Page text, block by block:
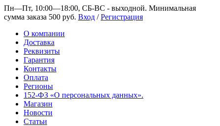
Пн—Пт, 10:00—18:00, СБ-ВС - выходной. Минимальная
сумма заказа 500 руб. Вход /Регистрация
О компании
Доставка
Реквизиты
Гарантия
Контакты
Оплата
Регионы
152-ФЗ «О персональных данных».
Магазин
Новости
Статьи